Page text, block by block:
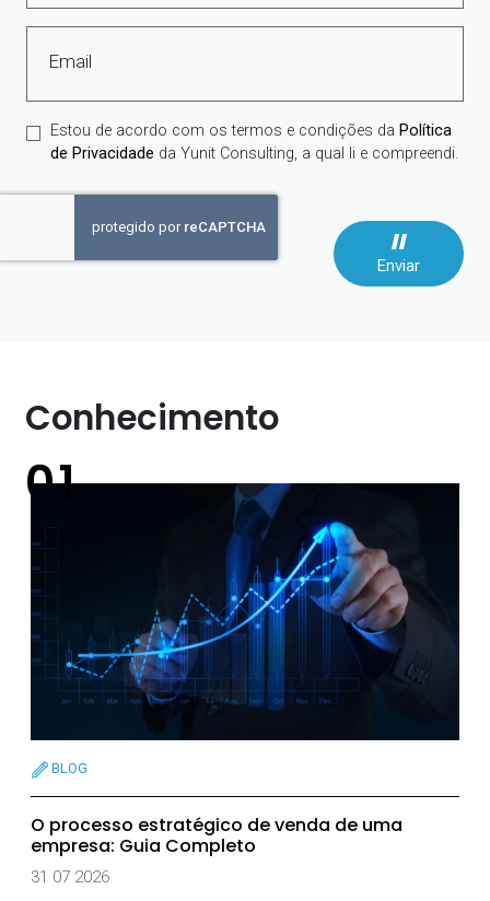
Email
Estou de acordo com os termos e condições da Política
de Privacidade da Yunit Consulting, a qual li e compreendi.
Enviar
Conhecimento
BLOG
O processo estratégico de venda de uma
empresa: Guia Completo
31 07 2026